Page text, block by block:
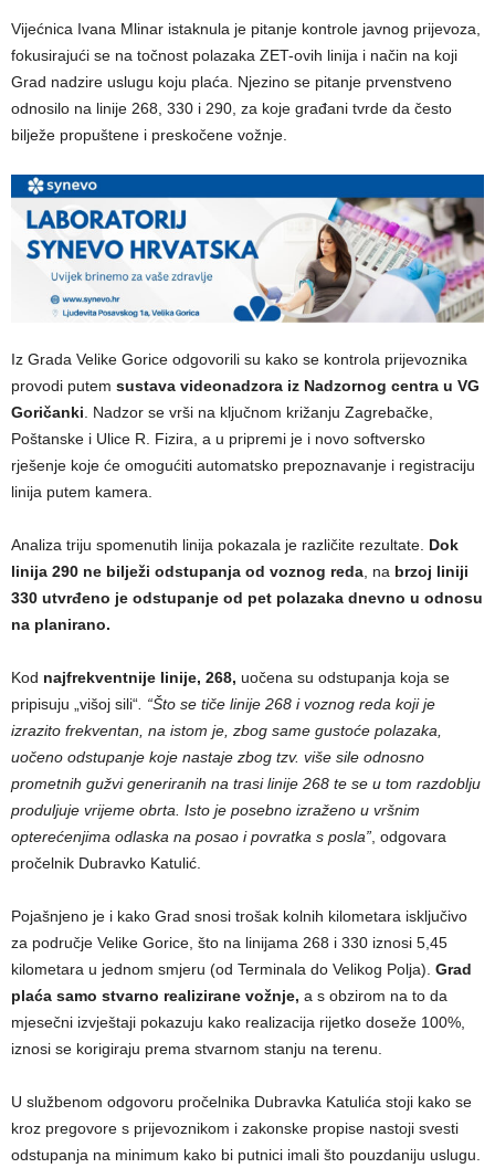
Vijećnica Ivana Mlinar istaknula je pitanje kontrole javnog prijevoza,
fokusirajući se na točnost polazaka ZET-ovih linija i način na koji
Grad nadzire uslugu koju plaća. Njezino se pitanje prvenstveno
odnosilo na linije 268, 330 i 290, za koje građani tvrde da često
bilježe propuštene i preskočene vožnje.
Iz Grada Velike Gorice odgovorili su kako se kontrola prijevoznika
provodi putem sustava videonadzora iz Nadzornog centra u VG
Goričanki . Nadzor se vrši na ključnom križanju Zagrebačke,
Poštanske i Ulice R. Fizira, a u pripremi je i novo softversko
rješenje koje će omogućiti automatsko prepoznavanje i registraciju
linija putem kamera.
Analiza triju spomenutih linija pokazala je različite rezultate. Dok
linija 290 ne bilježi odstupanja od voznog reda , na brzoj liniji
330 utvrđeno je odstupanje od pet polazaka dnevno u odnosu
na planirano.
Kod najfrekventnije linije, 268, uočena su odstupanja koja se
pripisuju „višoj sili“ . “Što se tiče linije 268 i voznog reda koji je
izrazito frekventan, na istom je, zbog same gustoće polazaka,
uočeno odstupanje koje nastaje zbog tzv. više sile odnosno
prometnih gužvi generiranih na trasi linije 268 te se u tom razdoblju
produljuje vrijeme obrta. Isto je posebno izraženo u vršnim
opterećenjima odlaska na posao i povratka s posla” , odgovara
pročelnik Dubravko Katulić.
Pojašnjeno je i kako Grad snosi trošak kolnih kilometara isključivo
za područje Velike Gorice, što na linijama 268 i 330 iznosi 5,45
kilometara u jednom smjeru (od Terminala do Velikog Polja). Grad
plaća samo stvarno realizirane vožnje, a s obzirom na to da
mjesečni izvještaji pokazuju kako realizacija rijetko doseže 100%,
iznosi se korigiraju prema stvarnom stanju na terenu.
U službenom odgovoru pročelnika Dubravka Katulića stoji kako se
kroz pregovore s prijevoznikom i zakonske propise nastoji svesti
odstupanja na minimum kako bi putnici imali što pouzdaniju uslugu.